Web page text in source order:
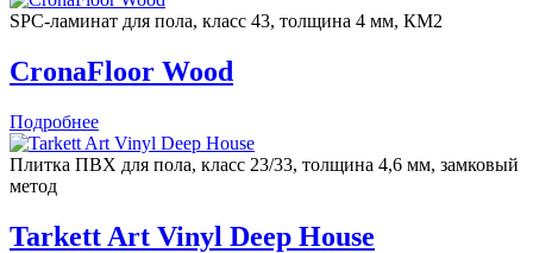
SPC-ламинат для пола, класс 43, толщина 4 мм, КМ2
CronaFloor Wood
Подробнее
Плитка ПВХ для пола, класс 23/33, толщина 4,6 мм, замковый
метод
Tarkett Art Vinyl Deep House